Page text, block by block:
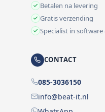
Betalen na levering
Gratis verzending
Specialist in
CONTACT
085-3036150
info@beat-it.nl